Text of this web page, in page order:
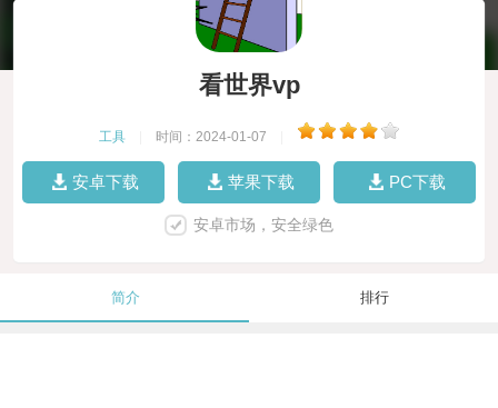
看世界vp
工具 时间：2024-01-07
安卓下载 苹果下载 PC下载
安卓市场，安全绿色
简介 排行